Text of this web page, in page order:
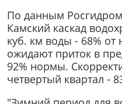
По данным
Камский каскад
куб. км воды - 68%
ожидают приток в
92% нормы.
четвертый квартал -